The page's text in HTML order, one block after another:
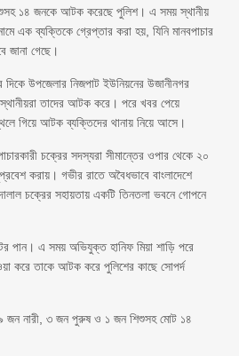
১৪ জনকে আটক করেছে পুলিশ। এ সময় স্থানীয়
এক ব্যক্তিকে গ্রেপ্তার করা হয়, যিনি মানবপাচার
জানা গেছে।
উপজেলার নিজপাট ইউনিয়নের উজানীনগর
তাদের আটক করে। পরে খবর পেয়ে
গিয়ে আটক ব্যক্তিদের থানায় নিয়ে আসে।
চক্রের সদস্যরা সীমান্তের ওপার থেকে ২০
করায়। গভীর রাতে অবৈধভাবে বাংলাদেশে
চক্রের সহায়তায় একটি তিনতলা ভবনে গোপনে
পান। এ সময় অভিযুক্ত হানিফ মিয়া শাড়ি পরে
করে তাকে আটক করে পুলিশের কাছে সোপর্দ
৯ জন নারী, ৩ জন পুরুষ ও ১ জন শিশুসহ মোট ১৪